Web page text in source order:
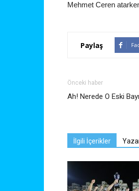
Mehmet Ceren
Paylaş
Önceki haber
Ah! Nerede O Eski
İlgili İçerikler